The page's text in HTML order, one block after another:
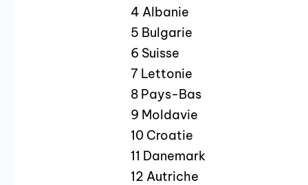
4 Albanie
5 Bulgarie
6 Suisse
7 Lettonie
8 Pays-Bas
9 Moldavie
10 Croatie
11 Danemark
12 Autriche